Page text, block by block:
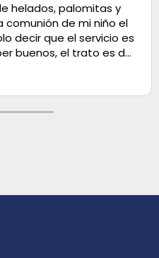
helados, palomitas y
comunión de mi niño el
decir que el servicio es
buenos, el trato es de